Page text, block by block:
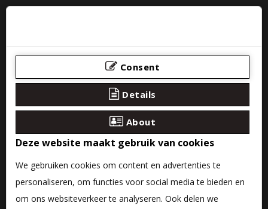
0 product(en) - €0,00
Consent
Details
About
Deze website maakt gebruik van cookies
We gebruiken cookies om content en advertenties te
personaliseren, om functies voor social media te bieden en
om ons websiteverkeer te analyseren. Ook delen we